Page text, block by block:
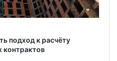
подход к расчёту
контрактов